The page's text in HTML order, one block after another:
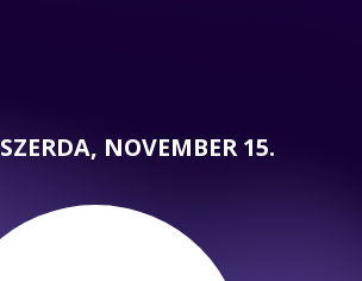
SZERDA, NOVEMBER 15.